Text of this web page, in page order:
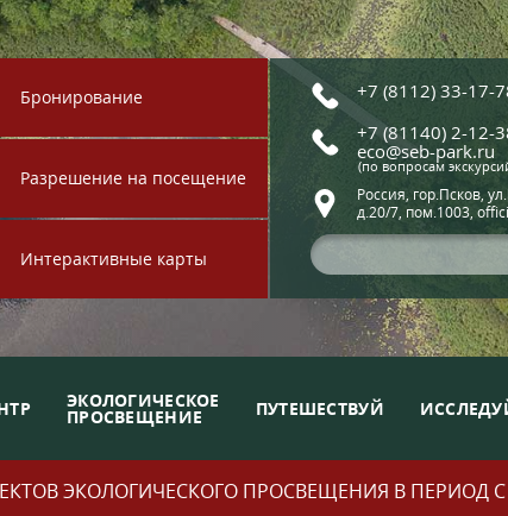
Бронирование
Разрешение на посещение
Интерактивные карты
+7 (8112) 33-17-
+7 (81140) 2-12-
eco@seb-park.ru
(по вопросам
Россия, гор.Псков,
д.20/7, пом.1003,
ЭКОЛОГИЧЕСКОЕ
ПРОСВЕЩЕНИЕ ПУТЕШЕСТВУЙ
ЭКОЛОГИЧЕСКОГО ПРОСВЕЩЕНИЯ В ПЕРИОД С